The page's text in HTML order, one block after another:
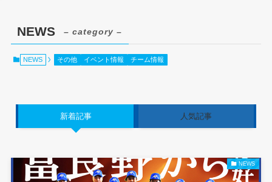
NEWS – category –
NEWS その他 イベント情報 チーム情報
新着記事 人気記事
NEWS